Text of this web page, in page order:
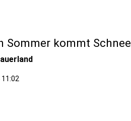
Sommer kommt Schnee